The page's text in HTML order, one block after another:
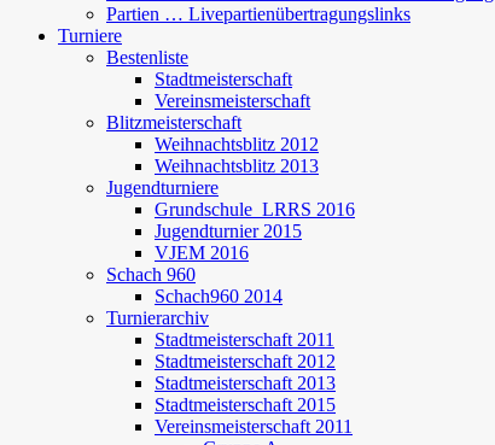
Partien … Livepartienübertragungslinks
Turniere
Bestenliste
Stadtmeisterschaft
Vereinsmeisterschaft
Blitzmeisterschaft
Weihnachtsblitz 2012
Weihnachtsblitz 2013
Jugendturniere
Grundschule_LRRS 2016
Jugendturnier 2015
VJEM 2016
Schach 960
Schach960 2014
Turnierarchiv
Stadtmeisterschaft 2011
Stadtmeisterschaft 2012
Stadtmeisterschaft 2013
Stadtmeisterschaft 2015
Vereinsmeisterschaft 2011